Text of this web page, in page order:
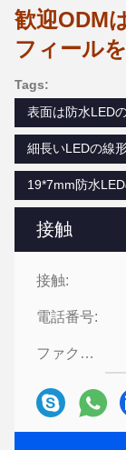
接触
接触:
電話番号:
ファクシミリ:
歓迎ODM
フィール
Tags:
表面は防水LED
細長いLEDの線
19*7mm防水